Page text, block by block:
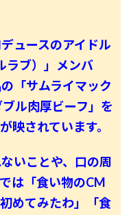
ュースのアイドル
ラブ）」メンバ
「サムライマック
ル肉厚ビーフ」を
映されています。
いことや、口の周
は「食い物のCM
めてみたわ」「食